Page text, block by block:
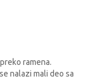
ramena.
nalazi mali deo sa